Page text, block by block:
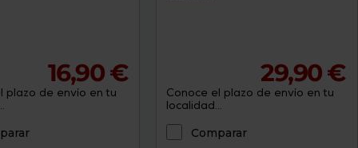
16,90 €
plazo de envío en tu
29,90 €
Conoce el plazo de envío en tu
localidad...
Comparar